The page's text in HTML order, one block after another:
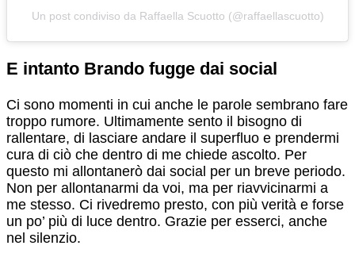
Un post condiviso da Raffaella Scuotto (@raffaellascuotto)
E intanto Brando fugge dai social
Ci sono momenti in cui anche le parole sembrano fare
troppo rumore. Ultimamente sento il bisogno di
rallentare, di lasciare andare il superfluo e prendermi
cura di ciò che dentro di me chiede ascolto. Per
questo mi allontanerò dai social per un breve periodo.
Non per allontanarmi da voi, ma per riavvicinarmi a
me stesso. Ci rivedremo presto, con più verità e forse
un po’ più di luce dentro. Grazie per esserci, anche
nel silenzio.